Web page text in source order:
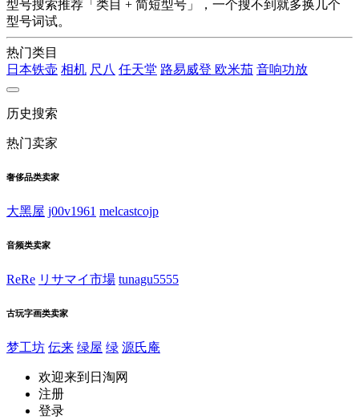
型号搜索推荐「类目 + 简短型号」，一个搜不到就多换几个
型号词试。
热门类目
日本铁壶 相机 尺八 任天堂 路易威登 欧米茄 音响功放
历史搜索
热门卖家
奢侈品类卖家
大黑屋 j00v1961 melcastcojp
音频类卖家
ReRe リサマイ市場 tunagu5555
古玩字画类卖家
梦工坊 伝来 绿屋 绿 源氏庵
欢迎来到日淘网
注册
登录